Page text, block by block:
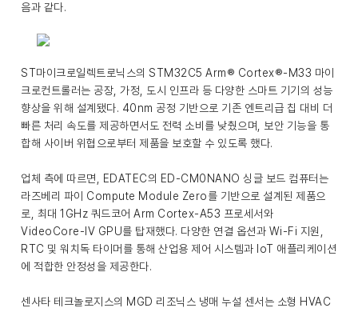
음과 같다.
ST마이크로일렉트로닉스의 STM32C5 Arm® Cortex®-M33 마이
크로컨트롤러는 공장, 가정, 도시 인프라 등 다양한 스마트 기기의 성능
향상을 위해 설계됐다. 40nm 공정 기반으로 기존 엔트리급 칩 대비 더
빠른 처리 속도를 제공하면서도 전력 소비를 낮췄으며, 보안 기능을 통
합해 사이버 위협으로부터 제품을 보호할 수 있도록 했다.
업체 측에 따르면, EDATEC의 ED-CM0NANO 싱글 보드 컴퓨터는
라즈베리 파이 Compute Module Zero를 기반으로 설계된 제품으
로, 최대 1GHz 쿼드코어 Arm Cortex-A53 프로세서와
VideoCore-IV GPU를 탑재했다. 다양한 연결 옵션과 Wi-Fi 지원,
RTC 및 워치독 타이머를 통해 산업용 제어 시스템과 IoT 애플리케이션
에 적합한 안정성을 제공한다.
센사타 테크놀로지스의 MGD 리조닉스 냉매 누설 센서는 소형 HVAC